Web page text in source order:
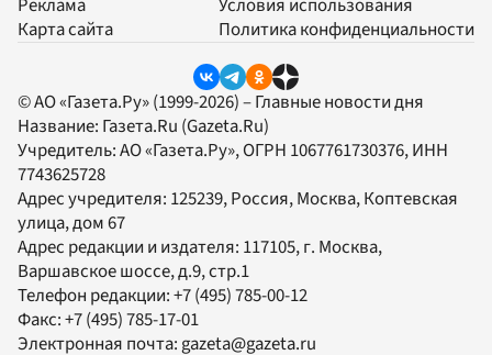
Реклама
Карта сайта
Условия использования
Политика конфиденциальности
© АО «Газета.Ру» (1999-2026) – Главные новости дня
Название: Газета.Ru (Gazeta.Ru)
Учредитель:АО «Газета.Ру», ОГРН 1067761730376, ИНН
7743625728
Адрес учредителя: 125239, Россия, Москва, Коптевская
улица, дом 67
Адрес редакции и издателя: 117105, г. Москва,
Варшавское шоссе, д.9, стр.1
Телефон редакции:+7 (495) 785-00-12
Факс:+7 (495) 785-17-01
Электронная почта:gazeta@gazeta.ru